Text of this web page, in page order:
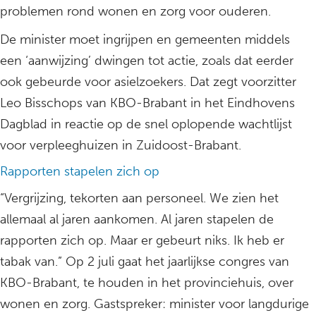
problemen rond wonen en zorg voor ouderen.
De minister moet ingrijpen en gemeenten middels
een ‘aanwijzing’ dwingen tot actie, zoals dat eerder
ook gebeurde voor asielzoekers. Dat zegt voorzitter
Leo Bisschops van KBO-Brabant in het Eindhovens
Dagblad in reactie op de snel oplopende wachtlijst
voor verpleeghuizen in Zuidoost-Brabant.
Rapporten stapelen zich op
“Vergrijzing, tekorten aan personeel. We zien het
allemaal al jaren aankomen. Al jaren stapelen de
rapporten zich op. Maar er gebeurt niks. Ik heb er
tabak van.” Op 2 juli gaat het jaarlijkse congres van
KBO-Brabant, te houden in het provinciehuis, over
wonen en zorg. Gastspreker: minister voor langdurige